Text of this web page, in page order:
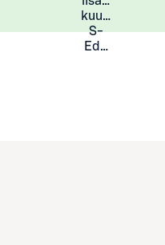
kuukauden
S-
Eduista